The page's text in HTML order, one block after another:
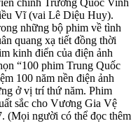
Vĩ (vai Lê Diệu Huy).
những bộ phim về tình
quang xạ tiết đồng thời
kinh điển của điện ảnh
“100 phim Trung Quốc
100 năm nền điện ảnh
ở vị trí thứ năm. Phim
sắc cho Vương Gia Vệ
(Mọi người có thể đọc thêm